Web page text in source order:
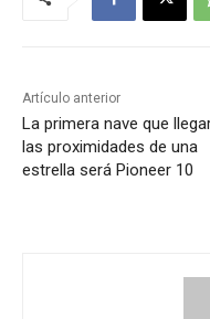
Artículo anterior
La primera nave que
las proximidades de una
estrella será Pioneer 10